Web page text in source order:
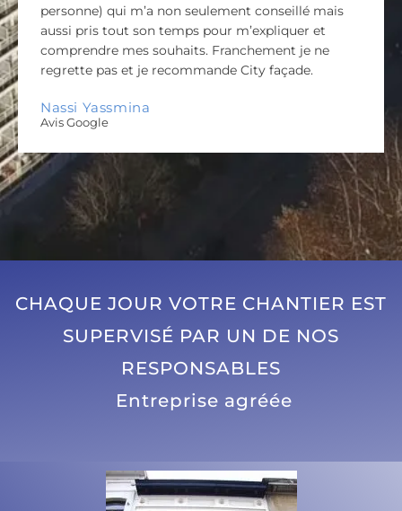
personne) qui m’a non seulement conseillé mais
aussi pris tout son temps pour m’expliquer et
comprendre mes souhaits. Franchement je ne
regrette pas et je recommande City façade.
Nassi Yassmina
Avis Google
CHAQUE JOUR VOTRE CHANTIER EST
SUPERVISÉ PAR UN DE NOS
RESPONSABLES
Entreprise agréée